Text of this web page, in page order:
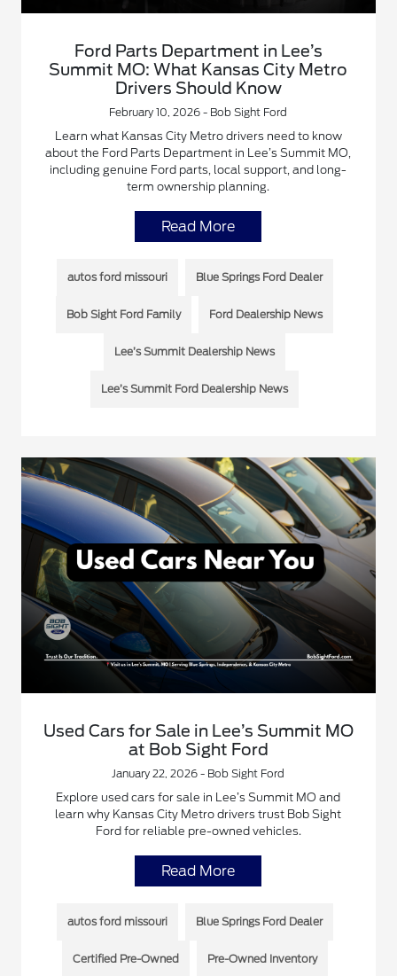
Ford Parts Department in Lee’s
Summit MO: What Kansas City Metro
Drivers Should Know
February 10, 2026 - Bob Sight Ford
Learn what Kansas City Metro drivers need to know
about the Ford Parts Department in Lee’s Summit MO,
including genuine Ford parts, local support, and long-
term ownership planning.
Read More
autos ford missouri Blue Springs Ford Dealer
Bob Sight Ford Family Ford Dealership News
Lee’s Summit Dealership News
Lee’s Summit Ford Dealership News
Used Cars for Sale in Lee’s Summit MO
at Bob Sight Ford
January 22, 2026 - Bob Sight Ford
Explore used cars for sale in Lee’s Summit MO and
learn why Kansas City Metro drivers trust Bob Sight
Ford for reliable pre-owned vehicles.
Read More
autos ford missouri Blue Springs Ford Dealer
Certified Pre-Owned Pre-Owned Inventory